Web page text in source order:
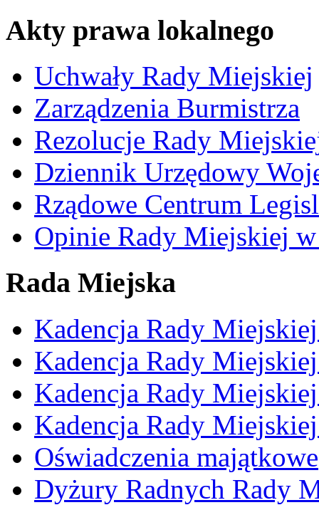
Akty prawa lokalnego
Uchwały Rady Miejskiej
Zarządzenia Burmistrza
Rezolucje Rady
Dziennik Urzędowy
Rządowe Centrum
Opinie Rady Miejskiej w
Rada Miejska
Kadencja Rady
Kadencja Rady
Kadencja Rady
Kadencja Rady
Oświadczenia majątkowe
Dyżury Radnych Rady